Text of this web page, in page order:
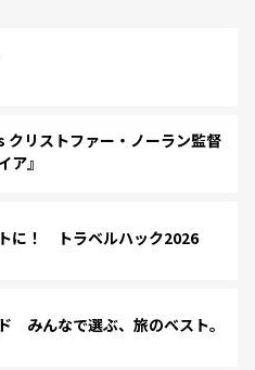
リストファー・ノーラン監督
ア』
に！ トラベルハック2026
みんなで選ぶ、旅のベスト。